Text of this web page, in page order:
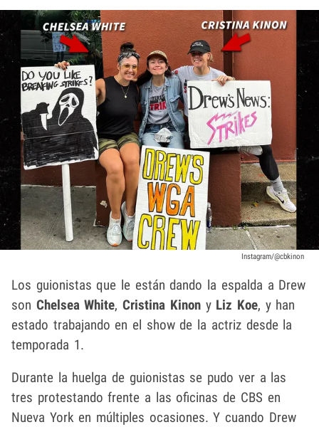
Instagram/@cbkinon
Los guionistas que le están dando la espalda a Drew
son Chelsea White,Cristina Kinony Liz Koe, y han
estado trabajando en el show de la actriz desde la
temporada 1.
Durante la huelga de guionistas se pudo ver a las
tres protestando frente a las oficinas de CBS en
Nueva York en múltiples ocasiones. Y cuando Drew